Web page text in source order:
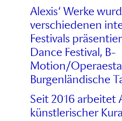
Alexis‘ Werke
verschiedenen
Festivals
Dance Festival, B-
Motion/
Burgenländische
Seit 2016 arbeitet
künstlerischer